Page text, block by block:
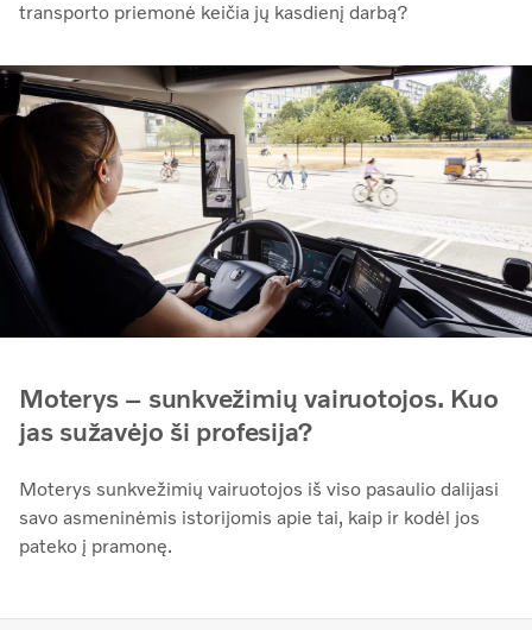
transporto priemonė keičia jų kasdienį darbą?
Moterys – sunkvežimių vairuotojos. Kuo
jas sužavėjo ši profesija?
Moterys sunkvežimių vairuotojos iš viso pasaulio dalijasi
savo asmeninėmis istorijomis apie tai, kaip ir kodėl jos
pateko į pramonę.